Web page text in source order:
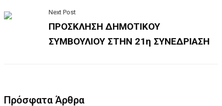
Next Post
ΠΡΟΣΚΛΗΣΗ ΔΗΜΟΤΙΚΟΥ
ΣΥΜΒΟΥΛΙΟΥ ΣΤΗΝ 21η ΣΥΝΕΔΡΙΑΣΗ
Πρόσφατα Άρθρα